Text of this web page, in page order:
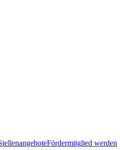
Fördermitglied werden